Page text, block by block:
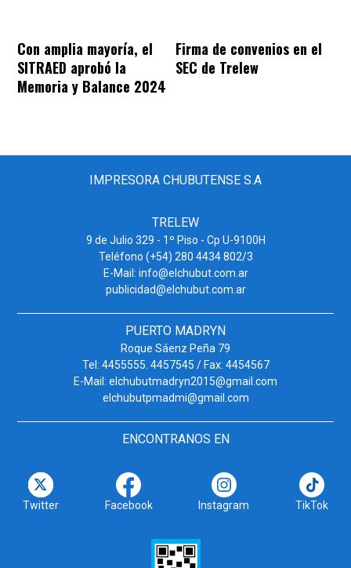
Con amplia mayoría, el
SITRAED aprobó la
Memoria y Balance 2024
Firma de convenios en el
SEC de Trelew
IMPRESORA CHUBUTENSE S.A
TRELEW
9 de Julio 329 - 1º Piso - Cp U-9100H
Teléfono (+54) 280 4434 802/3
E-Mail: info@elchubut.com.ar
publicidad@elchubut.com.ar
PUERTO MADRYN
Roque Sáenz Peña 79
Tel: 4455555. 4457545 / Fax: 4454567
E-Mail: elchubutmadryn2015@gmail.com
elchubutpmadmi@gmail.com
ENCONTRANOS EN
Twitter Facebook Instagram TikTok